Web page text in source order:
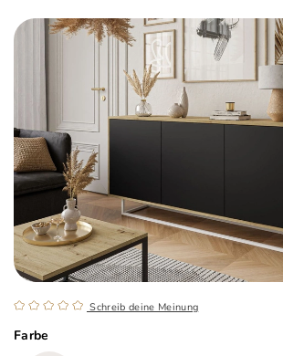
Schreib deine Meinung
Farbe